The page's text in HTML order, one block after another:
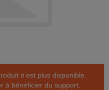
n’est plus disponible.
à bénéficier du support.